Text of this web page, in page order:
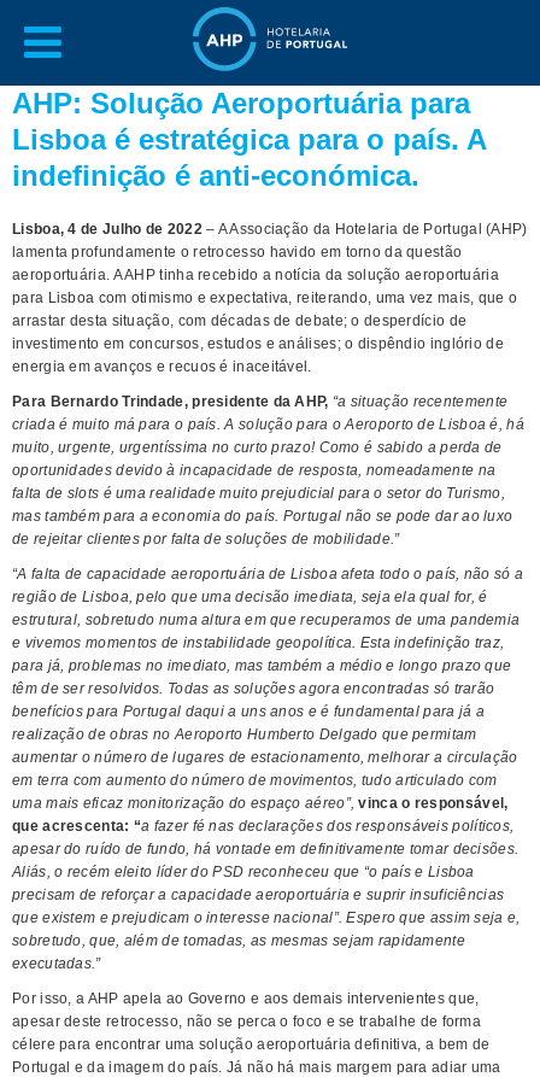
AHP: Solução Aeroportuária para
Lisboa é estratégica para o país. A
indefinição é anti-económica.
Lisboa, 4 de Julho de 2022– A Associação da Hotelaria de Portugal (AHP)
lamenta profundamente o retrocesso havido em torno da questão
aeroportuária. A AHP tinha recebido a notícia da solução aeroportuária
para Lisboa com otimismo e expectativa, reiterando, uma vez mais, que o
arrastar desta situação, com décadas de debate; o desperdício de
investimento em concursos, estudos e análises; o dispêndio inglório de
energia em avanços e recuos é inaceitável.
Para Bernardo Trindade, presidente da AHP, “a situação recentemente
criada é muito má para o país. A solução para o Aeroporto de Lisboa é, há
muito, urgente, urgentíssima no curto prazo! Como é sabido a perda de
oportunidades devido à incapacidade de resposta, nomeadamente na
falta de slots é uma realidade muito prejudicial para o setor do Turismo,
mas também para a economia do país. Portugal não se pode dar ao luxo
de rejeitar clientes por falta de soluções de mobilidade.”
“A falta de capacidade aeroportuária de Lisboa afeta todo o país, não só a
região de Lisboa, pelo que uma decisão imediata, seja ela qual for, é
estrutural, sobretudo numa altura em que recuperamos de uma pandemia
e vivemos momentos de instabilidade geopolítica. Esta indefinição traz,
para já, problemas no imediato, mas também a médio e longo prazo que
têm de ser resolvidos. Todas as soluções agora encontradas só trarão
benefícios para Portugal daqui a uns anos e é fundamental para já a
realização de obras no Aeroporto Humberto Delgado que permitam
aumentar o número de lugares de estacionamento, melhorar a circulação
em terra com aumento do número de movimentos, tudo articulado com
uma mais eficaz monitorização do espaço aéreo”,vinca o responsável,
que acrescenta: “a fazer fé nas declarações dos responsáveis políticos,
apesar do ruído de fundo, há vontade em definitivamente tomar decisões.
Aliás, o recém eleito líder do PSD reconheceu que “o país e Lisboa
precisam de reforçar a capacidade aeroportuária e suprir insuficiências
que existem e prejudicam o interesse nacional”. Espero que assim seja e,
sobretudo, que, além de tomadas, as mesmas sejam rapidamente
executadas.”
Por isso, a AHP apela ao Governo e aos demais intervenientes que,
apesar deste retrocesso, não se perca o foco e se trabalhe de forma
célere para encontrar uma solução aeroportuária definitiva, a bem de
Portugal e da imagem do país. Já não há mais margem para adiar uma